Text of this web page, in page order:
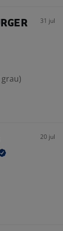
31 jul
20 jul